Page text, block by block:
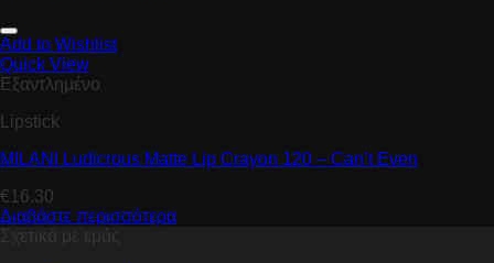
Add to Wishlist
Quick View
Εξαντλημένο
Lipstick
MILANI Ludicrous Matte Lip Crayon 120 – Can’t Even
€16.30
Διαβάστε περισσότερα
Σχετικά με εμάς